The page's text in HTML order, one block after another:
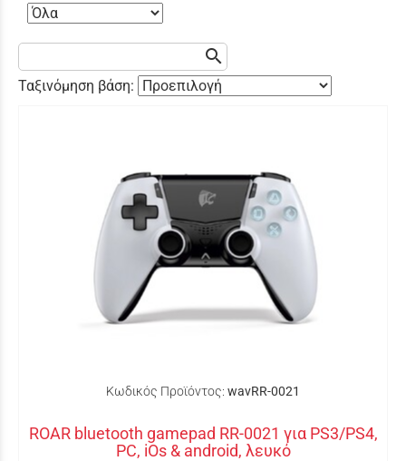
search
Ταξινόμηση βάση:
Κωδικός Προϊόντος: wavRR-0021
ROAR bluetooth gamepad RR-0021 για PS3/PS4,
PC, iOs & android, λευκό